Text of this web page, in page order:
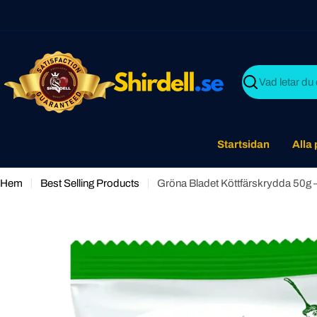
Search
Startsidan Alla
Hem Best Selling Products Gröna Bladet Köttfärskrydda 50g